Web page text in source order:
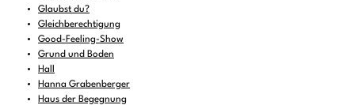
Glaubst du?
Gleichberechtigung
Good-Feeling-Show
Grund und Boden
Hall
Hanna Grabenberger
Haus der Begegnung